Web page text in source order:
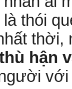
là thói
thời,
hận
với